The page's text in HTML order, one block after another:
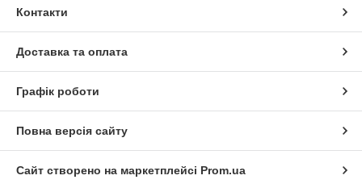
Контакти
Доставка та оплата
Графік роботи
Повна версія сайту
Сайт створено на маркетплейсі Prom.ua